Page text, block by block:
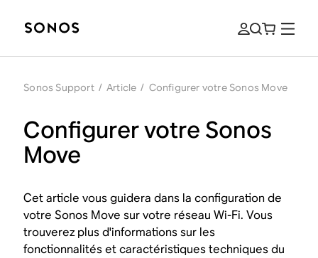
Sonos Support / Article / Configurer votre Sonos Move
Configurer votre Sonos
Move
Cet article vous guidera dans la configuration de
votre Sonos Move sur votre réseau Wi-Fi. Vous
trouverez plus d'informations sur les
fonctionnalités et caractéristiques techniques du